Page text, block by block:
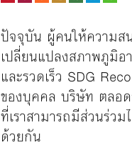
ปัจจุบัน ผู้คนให้ความส
เปลี่ยนแปลงสภาพภูมิอ
และรวดเร็ว SDG
ของบุคคล บริษัท ตลอด
ที่เราสามารถมีส่วนร่ว
ด้วยกัน